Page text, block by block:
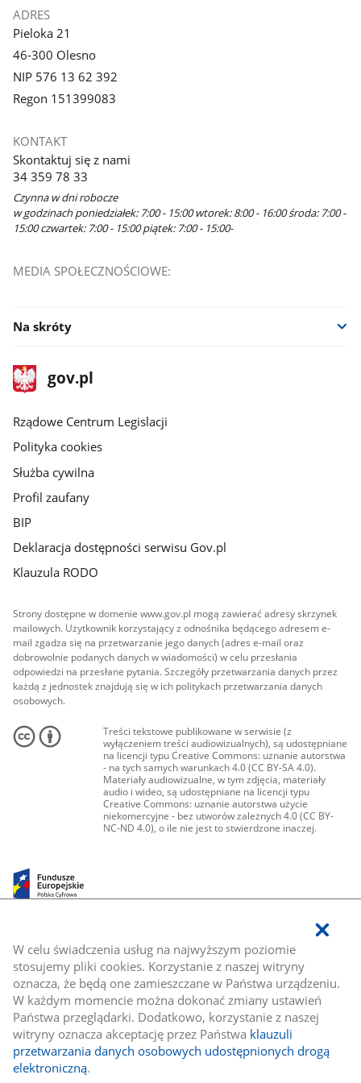
W celu świadczenia usług na najwyższym poziomie
stosujemy pliki cookies. Korzystanie z naszej witryny
oznacza, że będą one zamieszczane w Państwa urządzeniu.
W każdym momencie można dokonać zmiany ustawień
Państwa przeglądarki. Dodatkowo, korzystanie z naszej
witryny oznacza akceptację przez Państwa klauzuli
przetwarzania danych osobowych udostępnionych drogą
elektroniczną.
ADRES
Pieloka 21
46-300 Olesno
NIP 576 13 62 392
Regon 151399083
KONTAKT
Skontaktuj się z nami
34 359 78 33
Czynna w dni robocze
w godzinach poniedziałek: 7:00 - 15:00 wtorek: 8:00 - 16:00 środa: 7:00 -
15:00 czwartek: 7:00 - 15:00 piątek: 7:00 - 15:00-
MEDIA SPOŁECZNOŚCIOWE:
Na skróty
stopka
gov.plStrona
gov.pl
Rządowe Centrum Legislacji
Polityka cookies
Służba cywilna
Profil zaufany
BIP
Deklaracja dostępności serwisu Gov.pl
Klauzula RODO
Strony dostępne w domenie www.gov.pl mogą zawierać adresy skrzynek
mailowych. Użytkownik korzystający z odnośnika będącego adresem e-
mail zgadza się na przetwarzanie jego danych (adres e-mail oraz
dobrowolnie podanych danych w wiadomości) w celu przesłania
odpowiedzi na przesłane pytania. Szczegóły przetwarzania danych przez
każdą z jednostek znajdują się w ich politykach przetwarzania danych
osobowych.
Treści tekstowe publikowane w serwisie (z
wyłączeniem treści audiowizualnych), są udostępniane
na licencji typu Creative Commons: uznanie autorstwa
- na tych samych warunkach 4.0 (CC BY-SA 4.0).
Materiały audiowizualne, w tym zdjęcia, materiały
audio i wideo, są udostępniane na licencji typu
Creative Commons: uznanie autorstwa użycie
niekomercyjne - bez utworów zależnych 4.0 (CC BY-
NC-ND 4.0), o ile nie jest to stwierdzone inaczej.